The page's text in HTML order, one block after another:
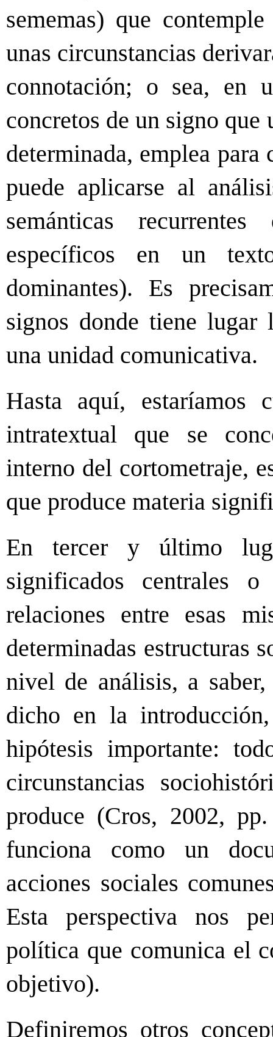
sememas) que
unas circunstancias
connotación; o sea, en
concretos de un signo
determinada, emplea para
puede aplicarse al
semánticas
específicos en un
dominantes). Es
signos donde tiene
una unidad comunicativa.
Hasta aquí, estaríamos
intratextual que se
interno del cortometraje,
que produce materia
En tercer y último
significados centrales o
relaciones entre esas
determinadas estructuras
nivel de análisis, a
dicho en la
hipótesis importante:
circunstancias
produce (Cros, 2002,
funciona como un
acciones sociales
Esta perspectiva nos
política que comunica el
objetivo).
Definiremos otros